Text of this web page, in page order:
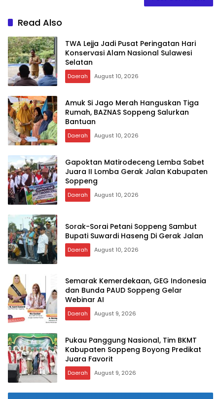
Read Also
TWA Lejja Jadi Pusat Peringatan Hari
Konservasi Alam Nasional Sulawesi
Selatan
Daerah August 10, 2026
Amuk Si Jago Merah Hanguskan Tiga
Rumah, BAZNAS Soppeng Salurkan
Bantuan
Daerah August 10, 2026
Gapoktan Matirodeceng Lemba Sabet
Juara II Lomba Gerak Jalan Kabupaten
Soppeng
Daerah August 10, 2026
Sorak-Sorai Petani Soppeng Sambut
Bupati Suwardi Haseng Di Gerak Jalan
Daerah August 10, 2026
Semarak Kemerdekaan, GEG Indonesia
dan Bunda PAUD Soppeng Gelar
Webinar AI
Daerah August 9, 2026
Pukau Panggung Nasional, Tim BKMT
Kabupaten Soppeng Boyong Predikat
Juara Favorit
Daerah August 9, 2026